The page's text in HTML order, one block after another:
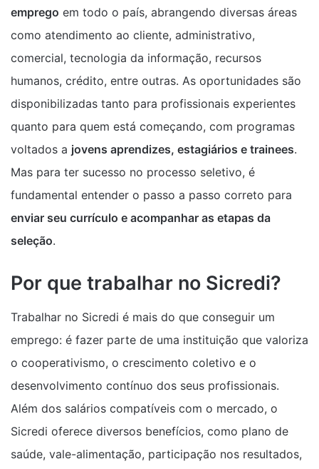
emprego em todo o país, abrangendo diversas áreas
como atendimento ao cliente, administrativo,
comercial, tecnologia da informação, recursos
humanos, crédito, entre outras. As oportunidades são
disponibilizadas tanto para profissionais experientes
quanto para quem está começando, com programas
voltados a jovens aprendizes, estagiários e trainees.
Mas para ter sucesso no processo seletivo, é
fundamental entender o passo a passo correto para
enviar seu currículo e acompanhar as etapas da
seleção.
Por que trabalhar no Sicredi?
Trabalhar no Sicredi é mais do que conseguir um
emprego: é fazer parte de uma instituição que valoriza
o cooperativismo, o crescimento coletivo e o
desenvolvimento contínuo dos seus profissionais.
Além dos salários compatíveis com o mercado, o
Sicredi oferece diversos benefícios, como plano de
saúde, vale-alimentação, participação nos resultados,